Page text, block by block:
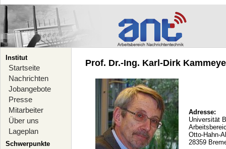
Institut
Startseite
Nachrichten
Jobangebote
Presse
Mitarbeiter
Über uns
Lageplan
Schwerpunkte
Prof. Dr.-Ing. Karl-Dirk
Adresse:
Universität
Otto-Hahn-
28359